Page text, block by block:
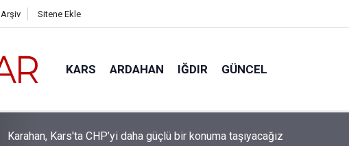
Arşiv Sitene Ekle
KARS ARDAHAN IĞDIR GÜNCEL
Uludaşdemir, YENİ Parti’nin kurucu il başkanlığı görevine getirildi